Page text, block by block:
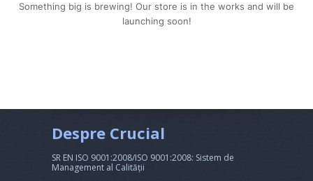
Something big is brewing! Our store is in the works and will be
launching soon!
Despre Crucial
SR EN ISO 9001:2008/ISO 9001:2008: Sistem de
Management al Calității